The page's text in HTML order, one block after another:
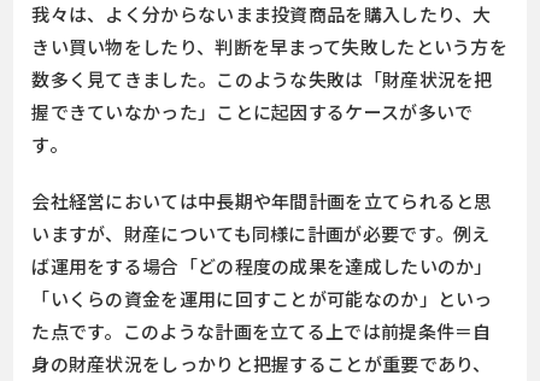
我々は、よく分からないまま投資商品を購入したり、大
きい買い物をしたり、判断を早まって失敗したという方を
数多く見てきました。このような失敗は「財産状況を把
握できていなかった」ことに起因するケースが多いで
す。
会社経営においては中長期や年間計画を立てられると思
いますが、財産についても同様に計画が必要です。例え
ば運用をする場合「どの程度の成果を達成したいのか」
「いくらの資金を運用に回すことが可能なのか」といっ
た点です。このような計画を立てる上では前提条件＝自
身の財産状況をしっかりと把握することが重要であり、